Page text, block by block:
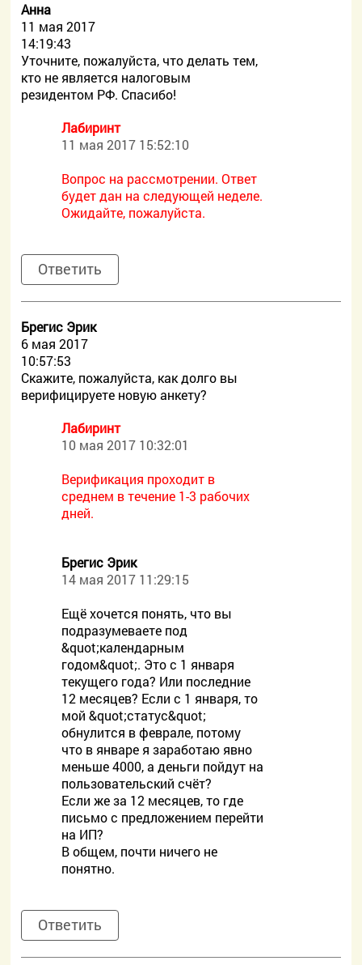
Aнна
11 мая 2017
14:19:43
Уточните, пожалуйста, что делать тем,
кто не является налоговым
резидентом РФ. Спасибо!
Лабиринт
11 мая 2017 15:52:10
Вопрос на рассмотрении. Ответ
будет дан на следующей неделе.
Ожидайте, пожалуйста.
Ответить
Брегис Эрик
6 мая 2017
10:57:53
Скажите, пожалуйста, как долго вы
верифицируете новую анкету?
Лабиринт
10 мая 2017 10:32:01
Верификация проходит в
среднем в течение 1-3 рабочих
дней.
Брегис Эрик
14 мая 2017 11:29:15
Ещё хочется понять, что вы
подразумеваете под
&quot;календарным
годом&quot;. Это с 1 января
текущего года? Или последние
12 месяцев? Если с 1 января, то
мой &quot;статус&quot;
обнулится в феврале, потому
что в январе я заработаю явно
меньше 4000, а деньги пойдут на
пользовательский счёт?
Если же за 12 месяцев, то где
письмо с предложением перейти
на ИП?
В общем, почти ничего не
понятно.
Ответить